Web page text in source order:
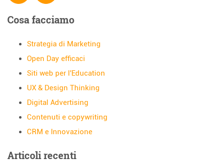
Cosa facciamo
Strategia di Marketing
Open Day efficaci
Siti web per l'Education
UX & Design Thinking
Digital Advertising
Contenuti e copywriting
CRM e Innovazione
Articoli recenti